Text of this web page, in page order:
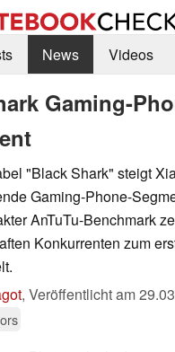
News Videos
Gaming-
"Black Shark" steigt
Gaming-Phone-
AnTuTu-Benchmark
Konkurrenten zum
, Veröffentlicht am